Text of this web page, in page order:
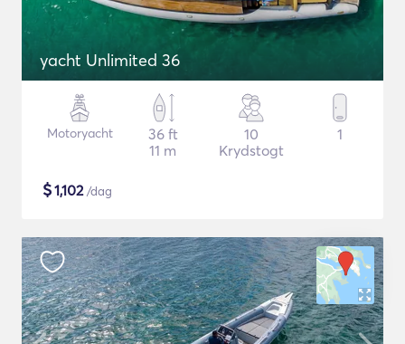
yacht Unlimited 36
Motoryacht
36 ft
11 m
10
Krydstogt
1
$1,102/dag